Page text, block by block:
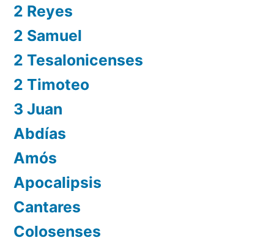
2 Reyes
2 Samuel
2 Tesalonicenses
2 Timoteo
3 Juan
Abdías
Amós
Apocalipsis
Cantares
Colosenses